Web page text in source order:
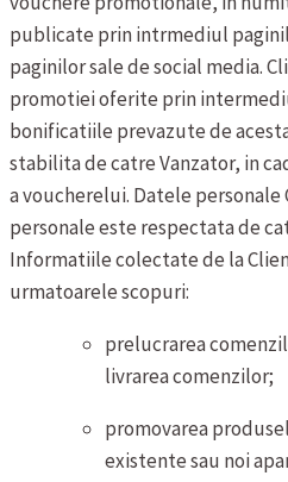
publicate prin intrmediul
paginilor sale de social media.
promotiei oferite prin
bonificatiile prevazute de
stabilita de catre Vanzator, in
a voucherelui. Datele personale
personale este respectata de
Informatiile colectate de la
urmatoarele scopuri:
prelucrarea
livrarea comenzilor;
promovarea
existente sau noi